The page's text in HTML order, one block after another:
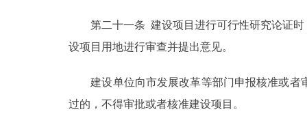
第二十一条 建设项目进行可行性研究论证时
设项目用地进行审查并提出意见。
建设单位向市发展改革等部门申报核准或者
过的，不得审批或者核准建设项目。